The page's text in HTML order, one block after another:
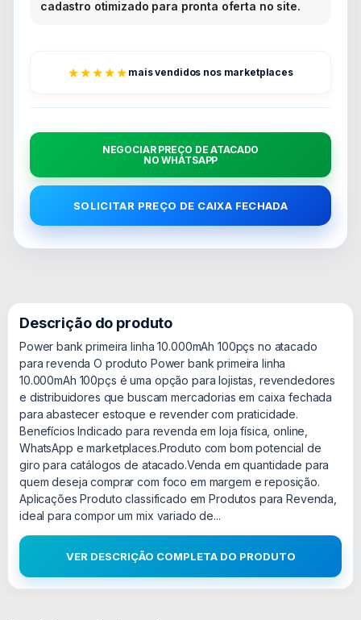
cadastro otimizado para pronta oferta no site.
★★★★★ mais vendidos nos marketplaces
NEGOCIAR PREÇO DE ATACADO
NO WHATSAPP
SOLICITAR PREÇO DE CAIXA FECHADA
Descrição do produto
Power bank primeira linha 10.000mAh 100pçs no atacado
para revenda O produto Power bank primeira linha
10.000mAh 100pçs é uma opção para lojistas, revendedores
e distribuidores que buscam mercadorias em caixa fechada
para abastecer estoque e revender com praticidade.
Benefícios Indicado para revenda em loja física, online,
WhatsApp e marketplaces.Produto com bom potencial de
giro para catálogos de atacado.Venda em quantidade para
quem deseja comprar com foco em margem e reposição.
Aplicações Produto classificado em Produtos para Revenda,
ideal para compor um mix variado de...
VER DESCRIÇÃO COMPLETA DO PRODUTO